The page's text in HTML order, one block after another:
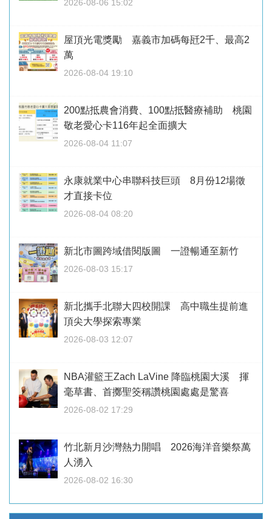
2026-08-06 15:02
屋頂光電獎勵 嘉義市加碼每瓩2千、最高2
萬
2026-08-04 19:10
200點抵農會消費、100點抵醫療補助 桃園
敬老愛心卡116年起全面擴大
2026-08-04 11:07
永康就業中心串聯科技巨頭 8月份12場徵
才直接卡位
2026-08-04 08:20
新北市圖跨域借閱版圖 一證暢通至新竹
2026-08-03 15:17
新北攜手北聯大四校開課 高中職生提前進
頂尖大學探索專業
2026-08-03 12:07
NBA灌籃王Zach LaVine 降臨桃園大溪 揮
毫草書、首擲聖筊稱讚桃園處處是驚喜
2026-08-02 17:29
竹北新月沙灣熱力開唱 2026海洋音樂祭萬
人湧入
2026-08-02 16:30